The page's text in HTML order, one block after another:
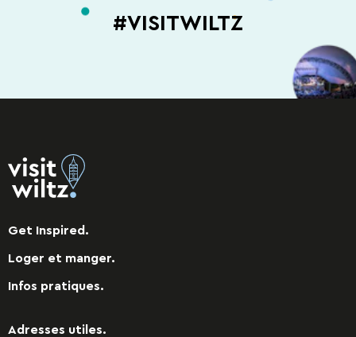
#VISITWILTZ
Get Inspired.
Loger et manger.
Infos pratiques.
Adresses utiles.